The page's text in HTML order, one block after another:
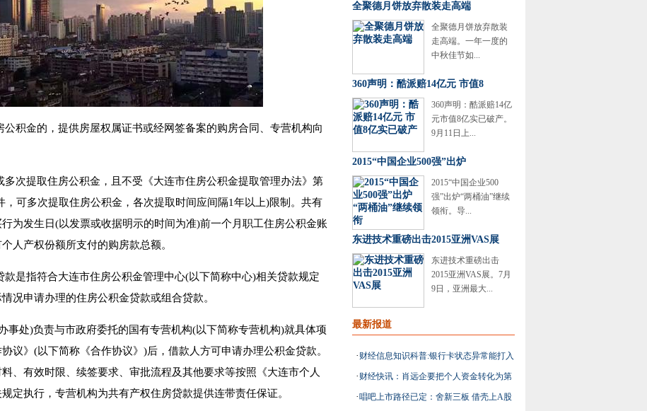
积金的，提供房屋权属证书或经网签备案的购房合同、专营机构向
次提取住房公积金，且不受《大连市住房公积金提取管理办法》第
，可多次提取住房公积金，各次提取时间应间隔1年以上)限制。共有
为发生日(以发票或收据明示的时间为准)前一个月职工住房公积金账
人产权份额所支付的购房款总额。
是指符合大连市住房公积金管理中心(以下简称中心)相关贷款规定
况申请办理的住房公积金贷款或组合贷款。
事处)负责与市政府委托的国有专营机构(以下简称专营机构)就具体项
议》(以下简称《合作协议》)后，借款人方可申请办理公积金贷款。
、有效时限、续签要求、审批流程及其他要求等按照《大连市个人
定执行，专营机构为共有产权住房贷款提供连带责任保证。
全聚德月饼放弃散装走高端
全聚德月饼放弃散装
走高端。一年一度的
中秋佳节如...
360声明：酷派赔14亿元 市值8
360声明：酷派赔14亿
元市值8亿实已破产。
9月11日上...
2015“中国企业500强”出炉
2015“中国企业500
强”出炉“两桶油”继续
领衔。导...
东进技术重磅出击2015亚洲VAS展
东进技术重磅出击
2015亚洲VAS展。7月
9日，亚洲最大...
最新报道
· 财经信息知识科普:银行卡状态异常能打入
钱吗
· 财经快讯：肖远企要把个人资金转化为第
三支柱养老产品
·唱吧上市路径已定：舍新三板 借壳上A股